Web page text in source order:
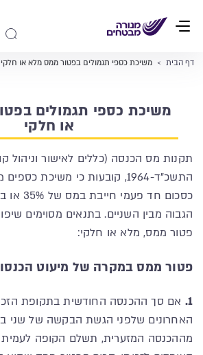
דף הבית > משיכת כספי תגמולים בפטור ממס מלא או חלקי
משיכת כספי תגמולים
או חלקי
תקנות מס הכנסה (כללים לאישור וניהול
התשכ"ד-1964, קובעות כי משיכת
כסכום חד
הגבוה מבין השניים. בתנאים מסוימים
פטור ממס, מלא או חלקי:
פטור ממס במקרה של מיעוט
1.
האחרונים שלפני הגשת הבקשה של שני
מההכנסה המזערית, תשלם הקופה לעמית